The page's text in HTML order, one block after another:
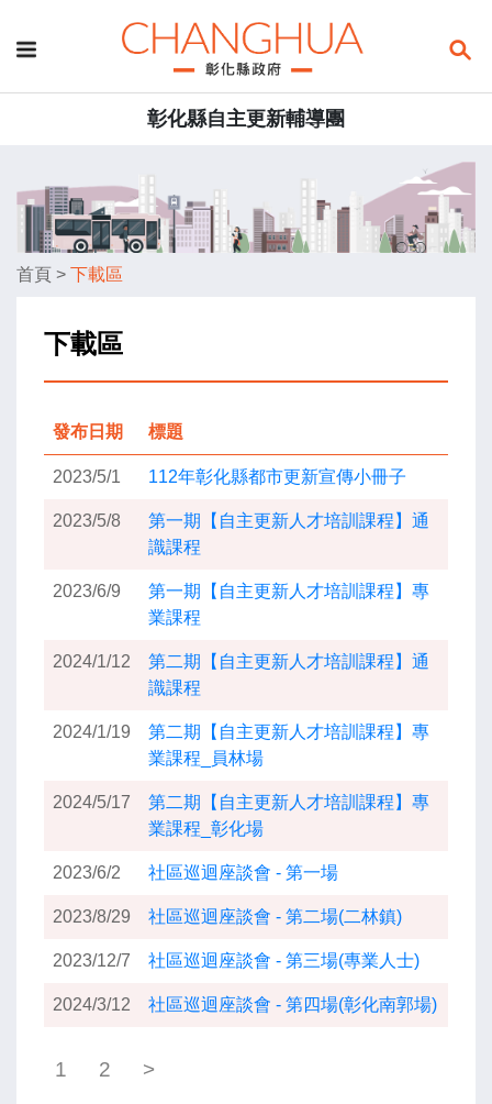
彰化縣自主更新輔導團
首頁 > 下載區
下載區
發布日期 標題
2023/5/1 112年彰化縣都市更新宣傳小冊子
2023/5/8
第一期【自主更新人才培訓課程】通
識課程
2023/6/9
第一期【自主更新人才培訓課程】專
業課程
2024/1/12
第二期【自主更新人才培訓課程】通
識課程
2024/1/19
第二期【自主更新人才培訓課程】專
業課程_員林場
2024/5/17
第二期【自主更新人才培訓課程】專
業課程_彰化場
2023/6/2 社區巡迴座談會 - 第一場
2023/8/29 社區巡迴座談會 - 第二場(二林鎮)
2023/12/7 社區巡迴座談會 - 第三場(專業人士)
2024/3/12 社區巡迴座談會 - 第四場(彰化南郭場)
1 2 >